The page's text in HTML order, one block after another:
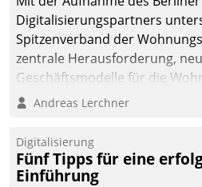
Digitalisierungspartners
Spitzenverband der
zentrale Herausforderung,
Geschäftsmodelle für die
entwickeln.
Andreas Lerchner
Digitalisierung
Fünf Tipps für eine
Einführung